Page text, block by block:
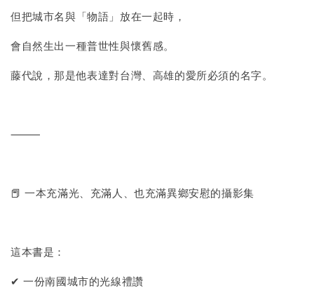
但把城市名與「物語」放在一起時，
會自然生出一種普世性與懷舊感。
藤代說，那是他表達對台灣、高雄的愛所必須的名字。
⸻
📕 一本充滿光、充滿人、也充滿異鄉安慰的攝影集
這本書是：
✔ 一份南國城市的光線禮讚